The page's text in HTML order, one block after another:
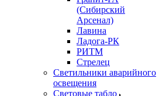
(Сибирский
Арсенал)
Лавина
Ладога-РК
РИТМ
Стрелец
Светильники аварийного
освещения
Световые табло